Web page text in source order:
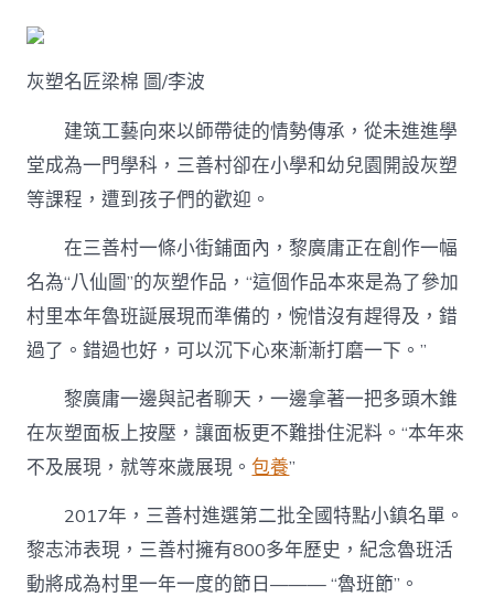
灰塑名匠梁棉 圖/李波
建筑工藝向來以師帶徒的情勢傳承，從未進進學
堂成為一門學科，三善村卻在小學和幼兒園開設灰塑
等課程，遭到孩子們的歡迎。
在三善村一條小街鋪面內，黎廣庸正在創作一幅
名為“八仙圖”的灰塑作品，“這個作品本來是為了參加
村里本年魯班誕展現而準備的，惋惜沒有趕得及，錯
過了。錯過也好，可以沉下心來漸漸打磨一下。”
黎廣庸一邊與記者聊天，一邊拿著一把多頭木錐
在灰塑面板上按壓，讓面板更不難掛住泥料。“本年來
不及展現，就等來歲展現。包養”
2017年，三善村進選第二批全國特點小鎮名單。
黎志沛表現，三善村擁有800多年歷史，紀念魯班活
動將成為村里一年一度的節日——— “魯班節”。